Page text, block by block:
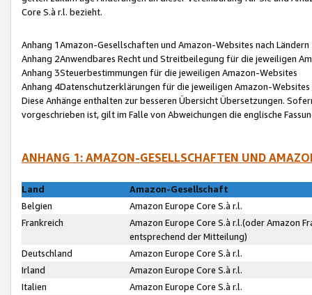
Core S.à r.l. bezieht.
Anhang 1Amazon-Gesellschaften und Amazon-Websites nach Ländern
Anhang 2Anwendbares Recht und Streitbeilegung für die jeweiligen
Anhang 3Steuerbestimmungen für die jeweiligen Amazon-Websites
Anhang 4Datenschutzerklärungen für die jeweiligen Amazon-Websites
Diese Anhänge enthalten zur besseren Übersicht Übersetzungen.
vorgeschrieben ist, gilt im Falle von Abweichungen die englische
ANHANG 1: AMAZON-GESELLSCHAFTEN UND
Land
Amazon-Gesellschaft
Belgien
Amazon Europe Core S.à r.l.
Frankreich
Amazon Europe Core S.à r.l.(oder Amazon
entsprechend der Mitteilung)
Deutschland
Amazon Europe Core S.à r.l.
Irland
Amazon Europe Core S.à r.l.
Italien
Amazon Europe Core S.à r.l.